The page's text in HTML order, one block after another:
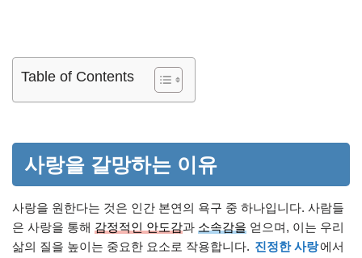
Table of Contents
사랑을 갈망하는 이유
사랑을 원한다는 것은 인간 본연의 욕구 중 하나입니다. 사람들
은 사랑을 통해 감정적인 안도감과 소속감을 얻으며, 이는 우리
삶의 질을 높이는 중요한 요소로 작용합니다. 진정한 사랑에서